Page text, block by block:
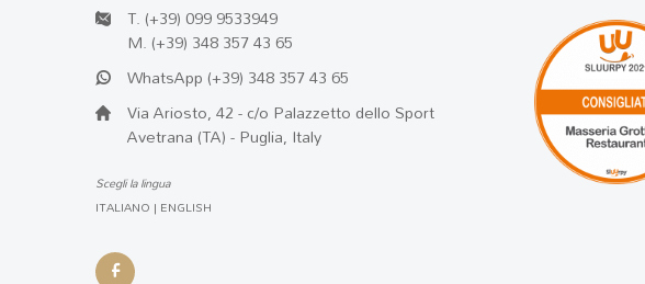
T. (+39) 099 9533949
M. (+39) 348 357 43 65
WhatsApp (+39) 348 357 43 65
Via Ariosto, 42 - c/o Palazzetto dello Sport
Avetrana (TA) - Puglia, Italy
Scegli la lingua
ITALIANO | ENGLISH